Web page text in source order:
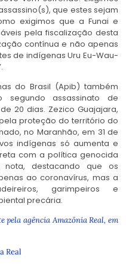
que estes sejam
exigimos que a Funai e
pela fiscalização desta
contínua e não apenas
de indígenas Uru Eu-Wau-
do Brasil (Apib) também
segundo assassinato de
20 dias. Zezico Guajajara,
proteção do território do
no Maranhão, em 31 de
indígenas só aumenta e
com a política genocida
destacando que os
ao coronavírus, mas a
garimpeiros e
precária.
agência Amazônia Real, em
Real